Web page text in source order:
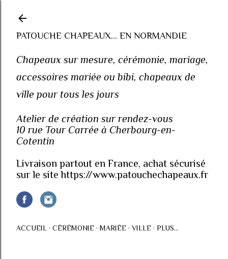
PATOUCHE CHAPEAUX... EN NORMANDIE
Chapeaux sur mesure, cérémonie, mariage,
accessoires mariée ou bibi, chapeaux de
ville pour tous les jours
Atelier de création sur rendez-vous
10 rue Tour Carrée à Cherbourg-en-
Cotentin
Livraison partout en France, achat sécurisé
sur le site https://www.patouchechapeaux.fr
ACCUEIL CÉRÉMONIE MARIÉE VILLE PLUS…